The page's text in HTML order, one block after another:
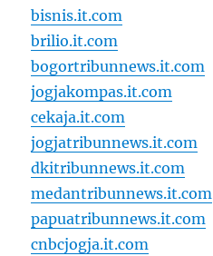
bisnis.it.com
brilio.it.com
bogortribunnews.it.com
jogjakompas.it.com
cekaja.it.com
jogjatribunnews.it.com
dkitribunnews.it.com
medantribunnews.it.com
papuatribunnews.it.com
cnbcjogja.it.com